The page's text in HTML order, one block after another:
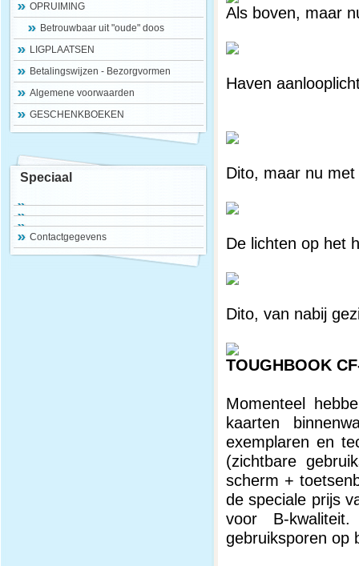
OPRUIMING
Betrouwbaar uit "oude" doos
LIGPLAATSEN
Betalingswijzen - Bezorgvormen
Algemene voorwaarden
GESCHENKBOEKEN
Speciaal
Contactgegevens
Als boven, maar
Haven
Dito, maar nu
De lichten op het
Dito, van nabij
TOUGHBOOK
Momenteel
kaarten
exemplaren en
(zichtbare
scherm +
de speciale prijs
voor B-
gebruiksporen op